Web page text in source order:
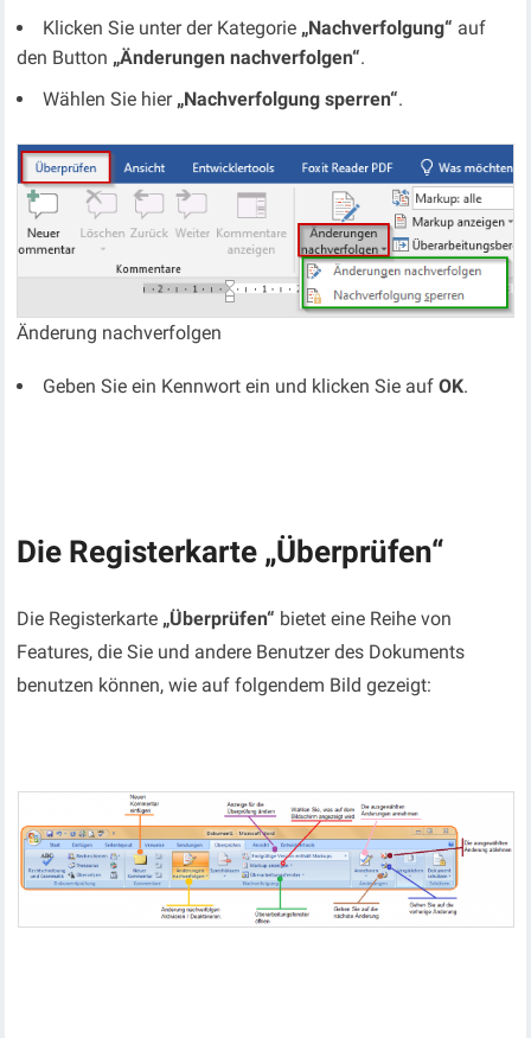
Klicken Sie unter der Kategorie „Nachverfolgung“ auf
den Button „Änderungen nachverfolgen“.
Wählen Sie hier „Nachverfolgung sperren“.
Änderung nachverfolgen
Geben Sie ein Kennwort ein und klicken Sie aufOK.
Die Registerkarte „Überprüfen“
Die Registerkarte „Überprüfen“ bietet eine Reihe von
Features, die Sie und andere Benutzer des Dokuments
benutzen können, wie auf folgendem Bild gezeigt: